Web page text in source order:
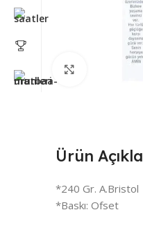
Büyütmek
Ürün
*240 Gr. A.Bristol
*Baskı: Ofset